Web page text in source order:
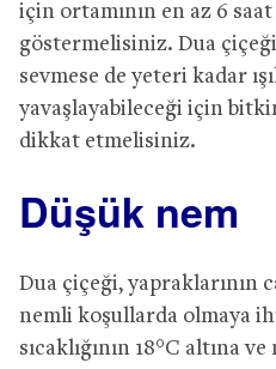
için ortamının en az 6
göstermelisiniz. Dua çiçeği
sevmese de yeteri kadar
yavaşlayabileceği için
dikkat etmelisiniz.
Düşük nem
Dua çiçeği, yapraklarının
nemli koşullarda olmaya
sıcaklığının 18°C altına